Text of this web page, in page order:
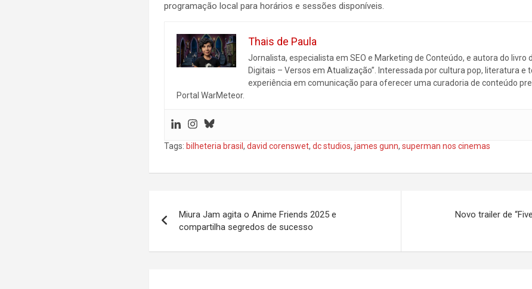
programação local para horários e sessões disponíveis.
Thais de Paula
Jornalista, especialista em SEO e Marketing de Conteúdo, e autora do livro
Digitais – Versos em Atualização”. Interessada por cultura pop, literatura e
experiência em comunicação para oferecer uma curadoria de conteúdo
Portal WarMeteor.
Tags: bilheteria brasil,david corenswet,dc studios,james gunn,superman nos cinemas
de
Post
Miura Jam agita o Anime Friends 2025 e
compartilha segredos de sucesso
Novo trailer de